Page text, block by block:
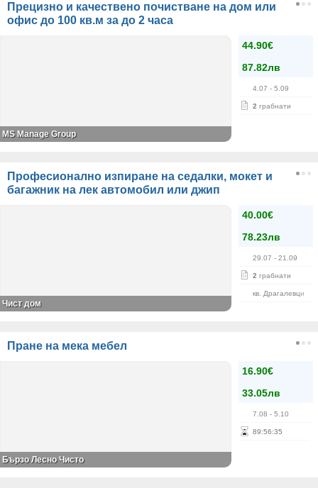
Прецизно и качествено почистване на дом или
офис до 100 кв.м за до 2 часа
44.90€
87.82лв
4.07 - 5.09
2 грабнати
MS Manage Group
Професионално изпиране на седалки, мокет и
багажник на лек автомобил или джип
40.00€
78.23лв
29.07 - 21.09
2 грабнати
кв. Драгалевци
Чист дом
Пране на мека мебел
16.90€
33.05лв
7.08 - 5.10
89:56:35
Бързо Лесно Чисто